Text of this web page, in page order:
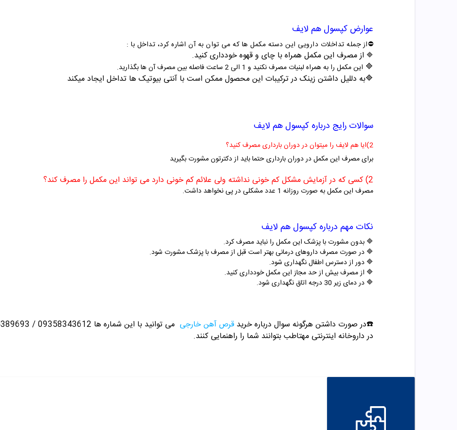
عوارض کپسول هم لایف
⛔️از جمله تداخلات دارویی این دسته مکمل ها که می توان به آن اشاره کرد، تداخل با :
🔷 از مصرف این مکمل همراه با چای و قهوه خودداری کنید.
🔷 این مکمل را به همراه لبنیات مصرف نکنید و 1 الی 2 ساعت فاصله بین مصرف آن ها بگذارید.
🔷به دللیل داشتن زینک در ترکیبات این محصول ممکن است با آنتی بیوتیک ها تداخل ایجاد میکند
سوالات رایج درباره کپسول هم لایف
2)ایا هم لایف را میتوان در دوران بارداری مصرف کنید؟
برای مصرف این مکمل در دوران بارداری حتما باید از دکترتون مشورت بگیرید
2) کسی که در آزمایش مشکل کم خونی نداشته ولی علائم کم خونی دارد می تواند این مکمل را مصرف کند؟
مصرف این مکمل به صورت روزانه 1 عدد مشکلی در پی نخواهد داشت.
نکات مهم درباره کپسول هم لایف
🔷 بدون مشورت با پزشک این مکمل را نباید مصرف کرد.
🔷 در صورت مصرف داروهای درمانی بهتر است قبل از مصرف با پزشک مشورت شود.
🔷 دور از دسترس اطفال نگهداری شود.
🔷 از مصرف بیش از حد مجاز این مکمل خودداری کنید.
🔷 در دمای زیر 30 درجه اتاق نگهداری شود
.
☎️در صورت داشتن هرگونه سوال درباره خرید قرص آهن خارجی می توانید با این شماره ها 09358343612 / 02165389693
در داروخانه اینترنتی مهتاطب بتوانند شما را راهنمایی کنند.